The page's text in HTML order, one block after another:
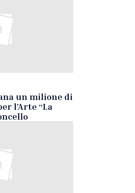
un milione di
l’Arte “La